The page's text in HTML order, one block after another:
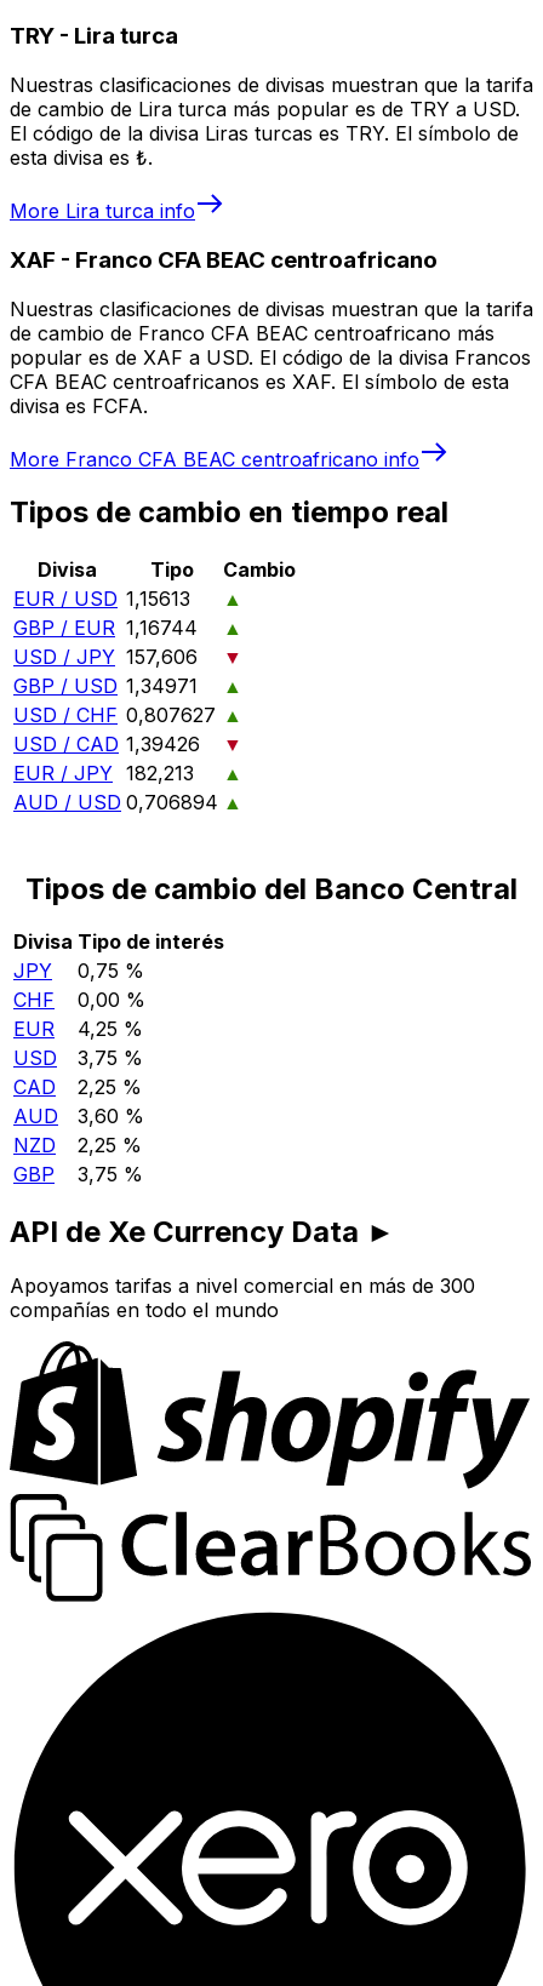
TRY - Lira turca
Nuestras clasificaciones de divisas muestran que la tarifa
de cambio de Lira turca más popular es de TRY a USD.
El código de la divisa Liras turcas es TRY. El símbolo de
esta divisa es ₺.
More Lira turca info
XAF - Franco CFA BEAC centroafricano
Nuestras clasificaciones de divisas muestran que la tarifa
de cambio de Franco CFA BEAC centroafricano más
popular es de XAF a USD. El código de la divisa Francos
CFA BEAC centroafricanos es XAF. El símbolo de esta
divisa es FCFA.
More Franco CFA BEAC centroafricano info
Tipos de cambio en tiempo real
Divisa Tipo
Cambio
EUR / USD 1,15613
▲
GBP / EUR 1,16744
▲
USD / JPY 157,606
▼
GBP / USD 1,34971
▲
USD / CHF 0,807627 ▲
USD / CAD 1,39426
▼
EUR / JPY 182,213
▲
AUD / USD 0,706894 ▲
Tipos de cambio del Banco Central
Divisa Tipo de interés
JPY
0,75 %
CHF
0,00 %
EUR
4,25 %
USD
3,75 %
CAD
2,25 %
AUD
3,60 %
NZD
2,25 %
GBP
3,75 %
API de Xe Currency Data ►
Apoyamos tarifas a nivel comercial en más de 300
compañías en todo el mundo